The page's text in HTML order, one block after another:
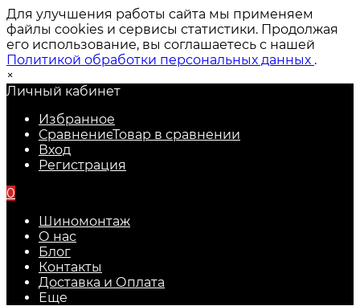
Для улучшения работы сайта мы применяем
файлы cookies и сервисы статистики. Продолжая
его использование, вы соглашаетесь с нашей
Политикой обработки персональных данных .
×
Личный кабинет
Избранное
СравнениеТовар в сравнении
Вход
Регистрация
0
Шиномонтаж
О нас
Блог
Контакты
Доставка и Оплата
Еще